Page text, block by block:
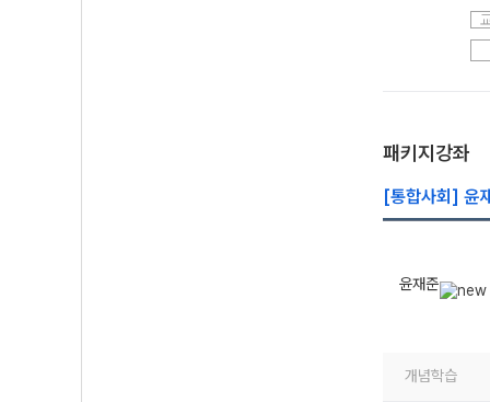
패키지강좌
[통합사회] 윤
윤재준
개념학습